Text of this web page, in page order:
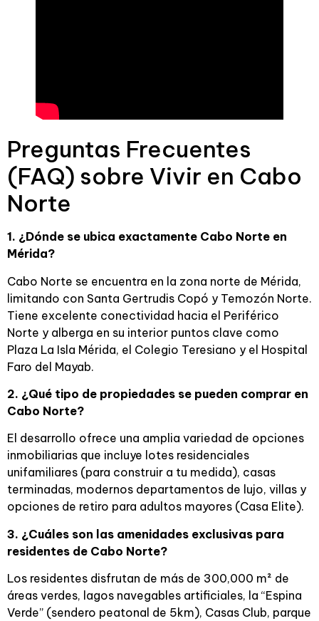
Preguntas Frecuentes
(FAQ) sobre Vivir en Cabo
Norte
1. ¿Dónde se ubica exactamente Cabo Norte en
Mérida?
Cabo Norte se encuentra en la zona norte de Mérida,
limitando con Santa Gertrudis Copó y Temozón Norte.
Tiene excelente conectividad hacia el Periférico
Norte y alberga en su interior puntos clave como
Plaza La Isla Mérida, el Colegio Teresiano y el Hospital
Faro del Mayab.
2. ¿Qué tipo de propiedades se pueden comprar en
Cabo Norte?
El desarrollo ofrece una amplia variedad de opciones
inmobiliarias que incluye lotes residenciales
unifamiliares (para construir a tu medida), casas
terminadas, modernos departamentos de lujo, villas y
opciones de retiro para adultos mayores (Casa Elite).
3. ¿Cuáles son las amenidades exclusivas para
residentes de Cabo Norte?
Los residentes disfrutan de más de 300,000 m² de
áreas verdes, lagos navegables artificiales, la “Espina
Verde” (sendero peatonal de 5km), Casas Club, parque